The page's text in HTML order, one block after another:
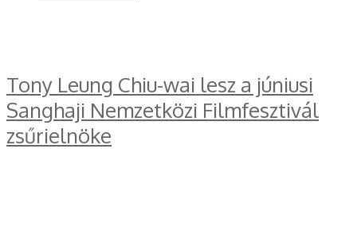
Tony Leung Chiu-wai lesz a júniusi
Sanghaji Nemzetközi Filmfesztivál
zsűrielnöke